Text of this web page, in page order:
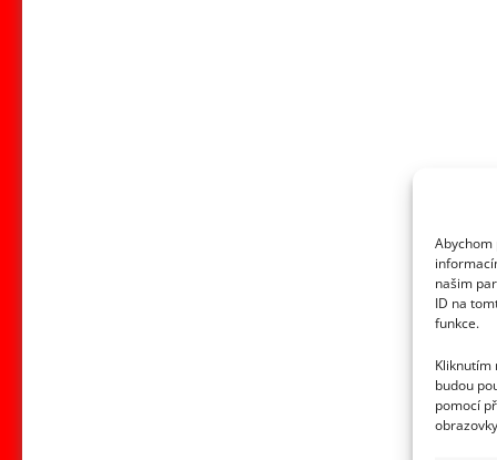
Abychom
našim
ID na
funkce.
Kliknutím
budou
pomocí